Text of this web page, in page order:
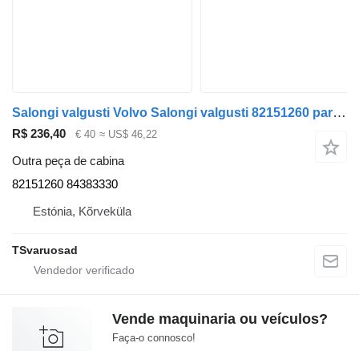
Salongi valgusti Volvo Salongi valgusti 82151260 para camião tractor Volvo FH
R$ 236,40 € 40 ≈ US$ 46,22
Outra peça de cabina
82151260 84383330
Estónia, Kõrveküla
TSvaruosad
Vende maquinaria ou veículos?
Faça-o connosco!